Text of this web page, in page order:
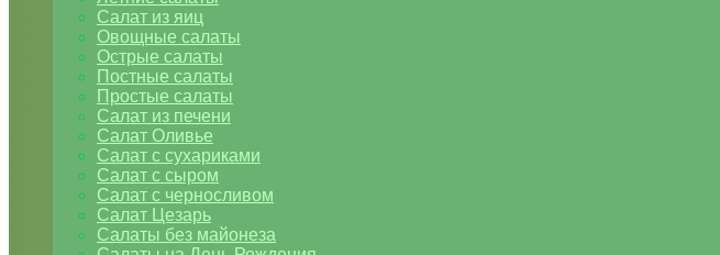
Салат из яиц
Овощные салаты
Острые салаты
Постные салаты
Простые салаты
Салат из печени
Салат Оливье
Салат с сухариками
Салат с сыром
Салат с черносливом
Салат Цезарь
Салаты без майонеза